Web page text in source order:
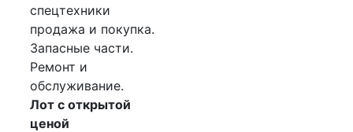
спецтехники
продажа и покупка.
Запасные части.
Ремонт и
обслуживание.
Лот с открытой
ценой